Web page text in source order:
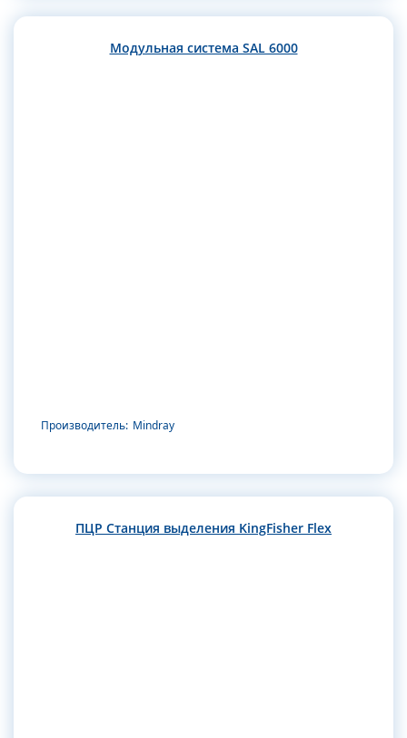
Модульная система SAL 6000
Производитель: Mindray
ПЦР Станция выделения KingFisher Flex